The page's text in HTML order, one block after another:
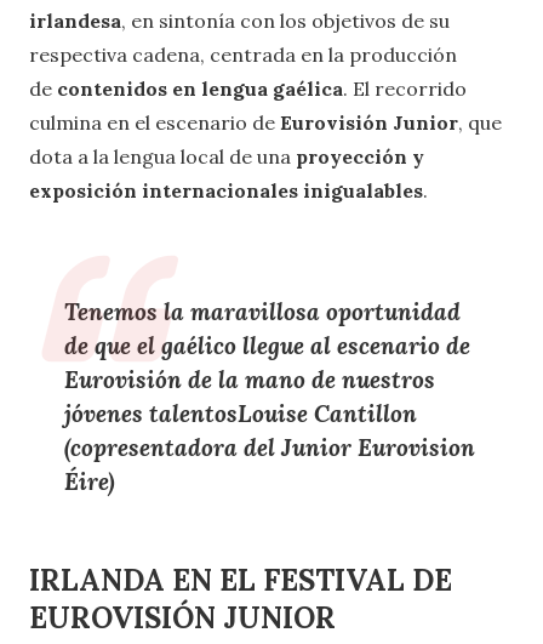
irlandesa, en sintonía con los objetivos de su
respectiva cadena, centrada en la producción
de contenidos en lengua gaélica. El recorrido
culmina en el escenario de Eurovisión Junior, que
dota a la lengua local de una proyección y
exposición internacionales inigualables.
Tenemos la maravillosa oportunidad
de que el gaélico llegue al escenario de
Eurovisión de la mano de nuestros
jóvenes talentosLouise Cantillon
(copresentadora del Junior Eurovision
Éire)
IRLANDA EN EL FESTIVAL DE
EUROVISIÓN JUNIOR